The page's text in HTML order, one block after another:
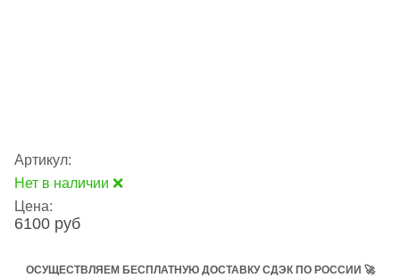
Артикул:
Нет в наличии ❌
Цена:
6100 руб
ОСУЩЕСТВЛЯЕМ БЕСПЛАТНУЮ ДОСТАВКУ СДЭК ПО РОССИИ 🚀